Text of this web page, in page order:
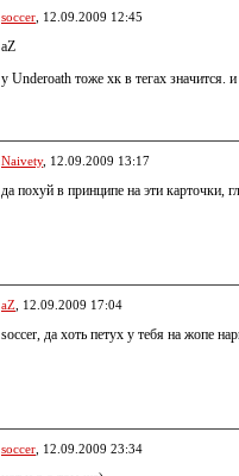
soccer , 12.09.2009 12:45
aZ
у Underoath тоже хк в тегах значится.
Naivety, 12.09.2009 13:17
да похуй в принципе на эти карточки,
aZ , 12.09.2009 17:04
soccer, да хоть петух у тебя на жопе
soccer , 12.09.2009 23:34